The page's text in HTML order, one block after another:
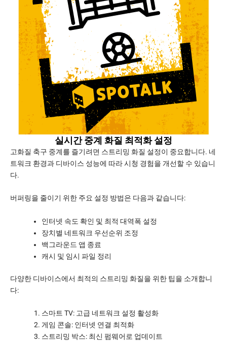
실시간 중계 화질 최적화 설정
고화질 축구 중계를 즐기려면 스트리밍 화질 설정이 중요합니다. 네
트워크 환경과 디바이스 성능에 따라 시청 경험을 개선할 수 있습니
다.
버퍼링을 줄이기 위한 주요 설정 방법은 다음과 같습니다:
인터넷 속도 확인 및 최적 대역폭 설정
장치별 네트워크 우선순위 조정
백그라운드 앱 종료
캐시 및 임시 파일 정리
다양한 디바이스에서 최적의 스트리밍 화질을 위한 팁을 소개합니
다:
스마트 TV: 고급 네트워크 설정 활성화
게임 콘솔: 인터넷 연결 최적화
스트리밍 박스: 최신 펌웨어로 업데이트